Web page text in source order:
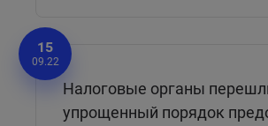
15
09.22
Налоговые органы
упрощенный порядок